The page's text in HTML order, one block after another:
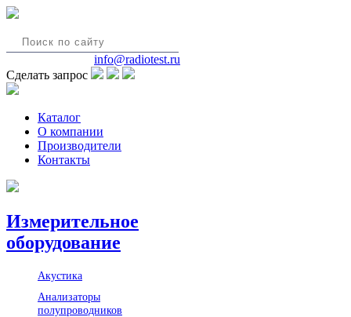
info@radiotest.ru
Сделать запрос
Каталог
О компании
Производители
Контакты
Измерительное
оборудование
Акустика
Анализаторы
полупроводников